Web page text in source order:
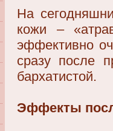
На
кожи –
эффективно
сразу после
бархатистой.
Эффекты